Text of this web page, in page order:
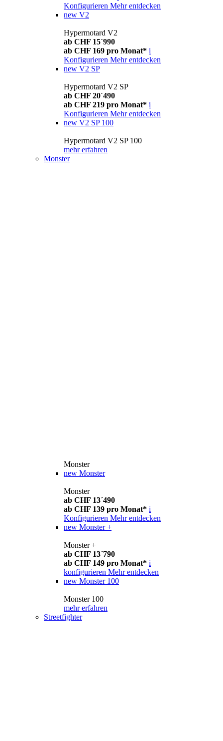
Konfigurieren Mehr entdecken
new V2
Hypermotard V2
ab CHF 15´990
ab CHF 169 pro Monat* i
Konfigurieren Mehr entdecken
new V2 SP
Hypermotard V2 SP
ab CHF 20´490
ab CHF 219 pro Monat* i
Konfigurieren Mehr entdecken
new V2 SP 100
Hypermotard V2 SP 100
mehr erfahren
Monster
Monster
new Monster
Monster
ab CHF 13´490
ab CHF 139 pro Monat* i
Konfigurieren Mehr entdecken
new Monster +
Monster +
ab CHF 13´790
ab CHF 149 pro Monat* i
konfigurieren Mehr entdecken
new Monster 100
Monster 100
mehr erfahren
Streetfighter